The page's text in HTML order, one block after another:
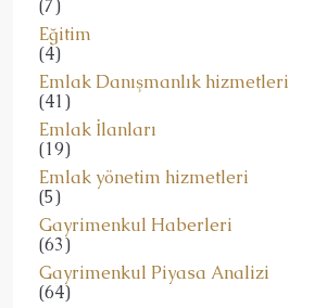
(7)
Eğitim
(4)
Emlak Danışmanlık hizmetleri
(41)
Emlak İlanları
(19)
Emlak yönetim hizmetleri
(5)
Gayrimenkul Haberleri
(63)
Gayrimenkul Piyasa Analizi
(64)